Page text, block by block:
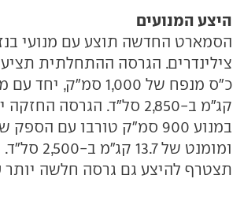
היצע המנועים
קג"מ ב-2,850 סל"ד. הגרסה
ומומנט של 13.7
תצטרף להיצע גם גרסה חלשה יותר עם כ-